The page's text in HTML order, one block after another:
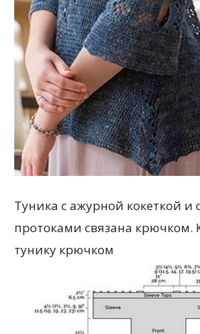
Туника с ажурной кокеткой
протоками связана крючком.
тунику крючком